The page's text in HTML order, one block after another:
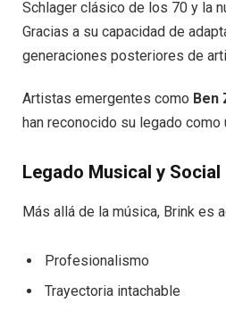
Schlager clásico de los 70 y la
Gracias a su capacidad de
generaciones posteriores de
Artistas emergentes como Ben
han reconocido su legado como
Legado Musical y Social
Más allá de la música, Brink es
Profesionalismo
Trayectoria intachable